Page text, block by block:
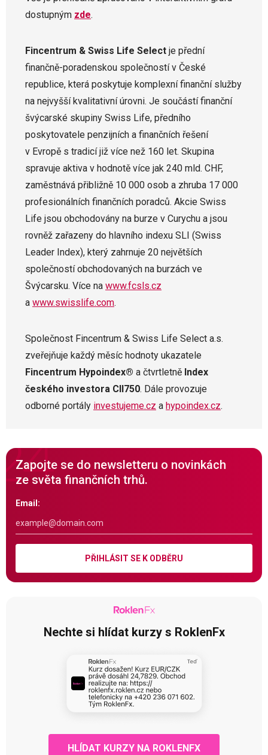
dostupným zde.
Fincentrum & Swiss Life Select je přední
finančně-poradenskou společností v České
republice, která poskytuje komplexní finanční služby
na nejvyšší kvalitativní úrovni. Je součástí finanční
švýcarské skupiny Swiss Life, předního
poskytovatele penzijních a finančních řešení
v Evropě s tradicí již více než 160 let. Skupina
spravuje aktiva v hodnotě více jak 240 mld. CHF,
zaměstnává přibližně 10 000 osob a zhruba 17 000
profesionálních finančních poradců. Akcie Swiss
Life jsou obchodovány na burze v Curychu a jsou
rovněž zařazeny do hlavního indexu SLI (Swiss
Leader Index), který zahrnuje 20 největších
společností obchodovaných na burzách ve
Švýcarsku. Více na www.fcsls.cz
a www.swisslife.com.
Společnost Fincentrum & Swiss Life Select a.s.
zveřejňuje každý měsíc hodnoty ukazatele
Fincentrum Hypoindex® a čtvrtletně Index
českého investora CII750. Dále provozuje
odborné portály investujeme.cz a hypoindex.cz.
Zapojte se do newsletteru o novinkách
ze světa finančních trhů.
Email:
PŘIHLÁSIT SE K ODBĚRU
Nechte si hlídat kurzy s RoklenFx
HLÍDAT KURZY NA ROKLENFX